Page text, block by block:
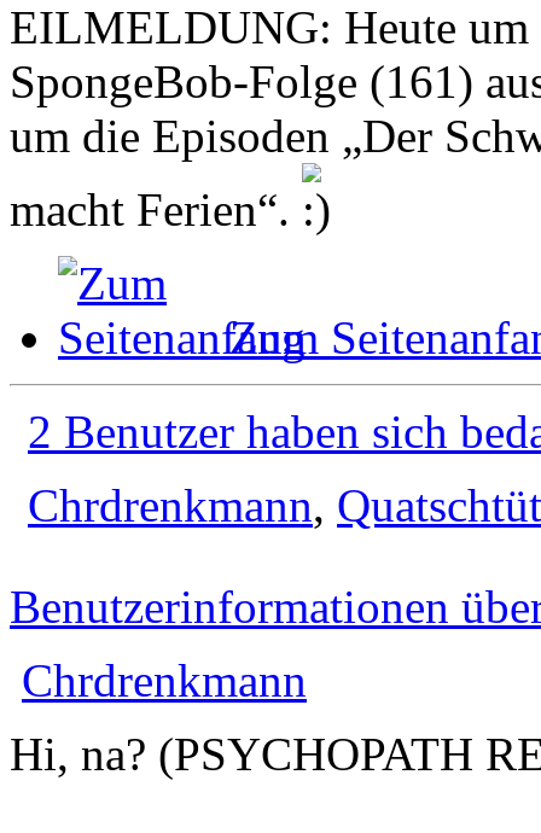
EILMELDUNG: Heute um
SpongeBob-Folge (161)
um die Episoden „Der
macht Ferien“.
Zum
2 Benutzer haben sich
Chrdrenkmann,
Benutzerinformationen
Chrdrenkmann
Hi, na? (PSYCHOPATH